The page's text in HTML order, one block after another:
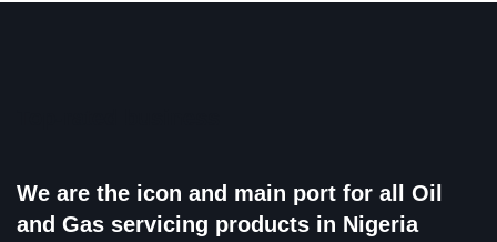
We are the icon and main port for all Oil
and Gas servicing products in Nigeria